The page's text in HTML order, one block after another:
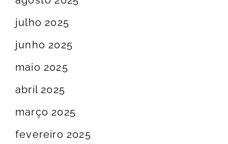
julho 2025
junho 2025
maio 2025
abril 2025
março 2025
fevereiro 2025